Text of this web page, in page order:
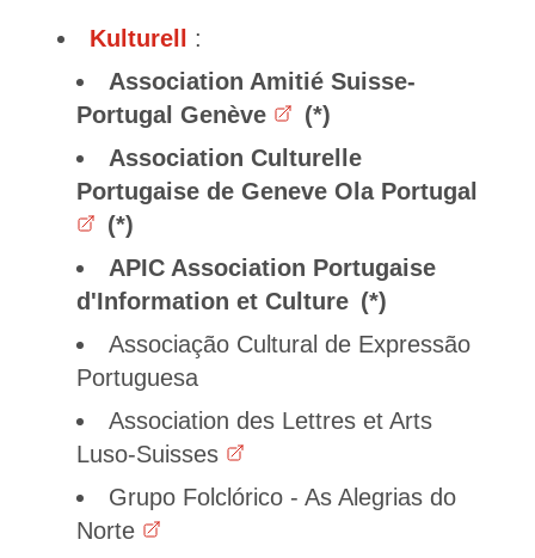
Kulturell :
Association Amitié Suisse-
Portugal Genève
Association Culturelle
Portugaise de Geneve Ola Portugal
APIC Association Portugaise
d'Information et Culture
Associação Cultural de Expressão
Portuguesa
Association des Lettres et Arts
Luso-Suisses
Grupo Folclórico - As Alegrias do
Norte